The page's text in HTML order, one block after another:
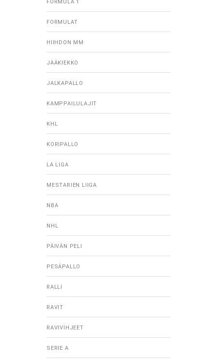
FORMULA 1
FORMULAT
HIIHDON MM
JÄÄKIEKKO
JALKAPALLO
KAMPPAILULAJIT
KHL
KORIPALLO
LA LIGA
MESTARIEN LIIGA
NBA
NHL
PÄIVÄN PELI
PESÄPALLO
RALLI
RAVIT
RAVIVIHJEET
SERIE A